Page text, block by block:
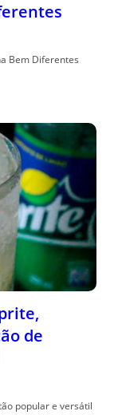
Bem Diferentes
de
popular e versátil